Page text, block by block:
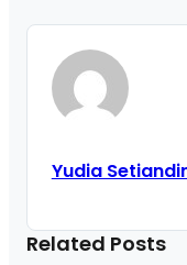
Yudia
Related Posts